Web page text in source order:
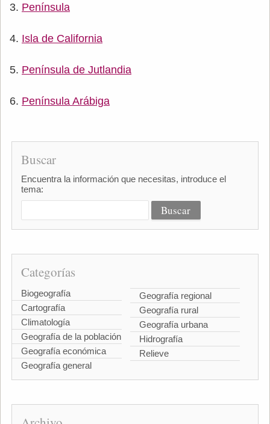
Península
Isla de California
Península de Jutlandia
Península Arábiga
Buscar
Encuentra la información que necesitas, introduce el
tema:
Categorías
Biogeografía
Cartografía
Climatología
Geografía de la población
Geografía económica
Geografía general
Geografía regional
Geografía rural
Geografía urbana
Hidrografía
Relieve